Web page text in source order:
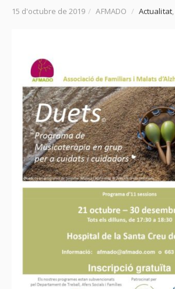
15 d'octubre de 2019 / AFMADO / Actualitat,